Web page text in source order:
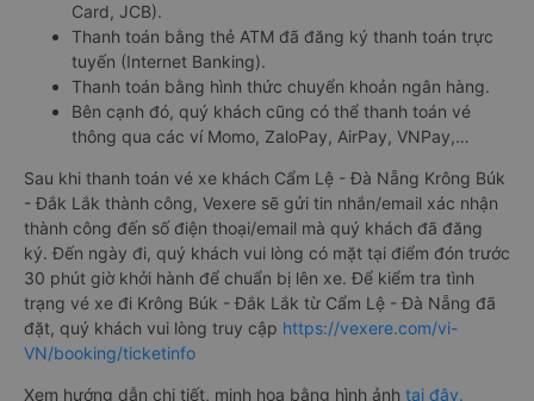
Card, JCB).
Thanh toán bằng thẻ ATM đã đăng ký thanh toán trực
tuyến (Internet Banking).
Thanh toán bằng hình thức chuyển khoản ngân hàng.
Bên cạnh đó, quý khách cũng có thể thanh toán vé
thông qua các ví Momo, ZaloPay, AirPay, VNPay,…
Sau khi thanh toán vé xe khách Cẩm Lệ - Đà Nẵng Krông Búk
- Đắk Lắk thành công, Vexere sẽ gửi tin nhắn/email xác nhận
thành công đến số điện thoại/email mà quý khách đã đăng
ký. Đến ngày đi, quý khách vui lòng có mặt tại điểm đón trước
30 phút giờ khởi hành để chuẩn bị lên xe. Để kiểm tra tình
trạng vé xe đi Krông Búk - Đắk Lắk từ Cẩm Lệ - Đà Nẵng đã
đặt, quý khách vui lòng truy cập https://vexere.com/vi-
VN/booking/ticketinfo
Xem hướng dẫn chi tiết, minh họa bằng hình ảnh tại đây.